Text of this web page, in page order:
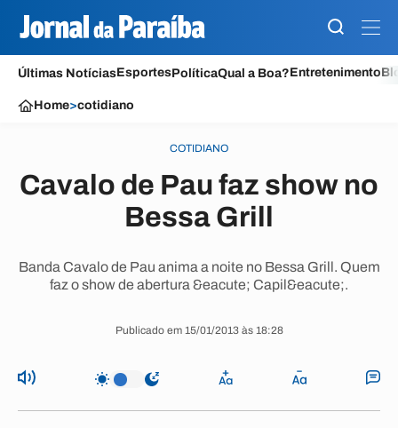
Últimas NotíciasEsportesPolíticaQual a Boa?Entretenimento
Home>cotidiano
COTIDIANO
Cavalo de Pau faz show no
Bessa Grill
Banda Cavalo de Pau anima a noite no Bessa Grill. Quem
faz o show de abertura &eacute; Capil&eacute;.
Publicado em 15/01/2013 às 18:28